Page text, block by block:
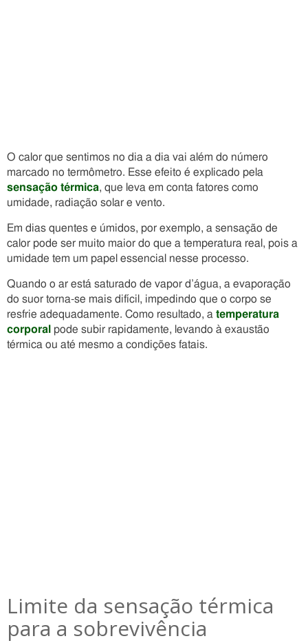
O calor que sentimos no dia a dia vai além do número
marcado no termômetro. Esse efeito é explicado pela
sensação térmica, que leva em conta fatores como
umidade, radiação solar e vento.
Em dias quentes e úmidos, por exemplo, a sensação de
calor pode ser muito maior do que a temperatura real, pois a
umidade tem um papel essencial nesse processo.
Quando o ar está saturado de vapor d’água, a evaporação
do suor torna-se mais difícil, impedindo que o corpo se
resfrie adequadamente. Como resultado, a temperatura
corporal
pode subir rapidamente, levando à exaustão
térmica ou até mesmo a condições fatais.
Limite da sensação térmica
para a sobrevivência